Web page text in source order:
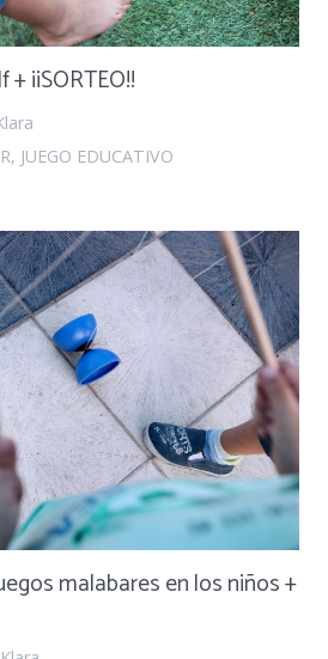
¡¡SORTEO!!
, JUEGO EDUCATIVO
malabares en los niños +